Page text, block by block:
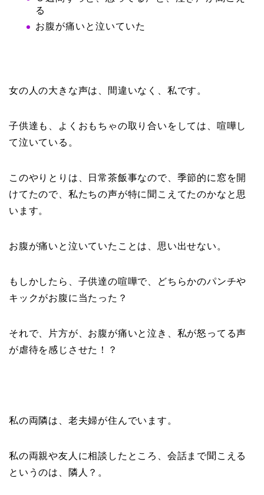
る
お腹が痛いと泣いていた
女の人の大きな声は、間違いなく、私です。
子供達も、よくおもちゃの取り合いをしては、喧嘩し
て泣いている。
このやりとりは、日常茶飯事なので、季節的に窓を開
けてたので、私たちの声が特に聞こえてたのかなと思
います。
お腹が痛いと泣いていたことは、思い出せない。
もしかしたら、子供達の喧嘩で、どちらかのパンチや
キックがお腹に当たった？
それで、片方が、お腹が痛いと泣き、私が怒ってる声
が虐待を感じさせた！？
私の両隣は、老夫婦が住んでいます。
私の両親や友人に相談したところ、会話まで聞こえる
というのは、隣人？。